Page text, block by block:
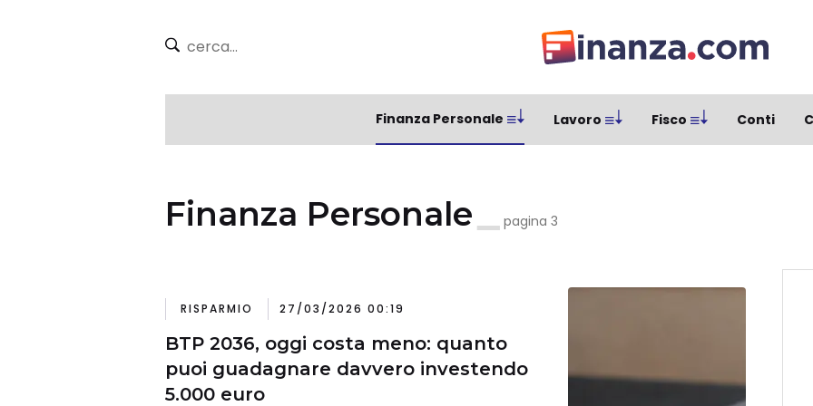
Finanza Personale Lavoro Fisco Conti
Finanza Personale pagina 3
RISPARMIO 27/03/2026 00:19
BTP 2036, oggi costa meno: quanto
puoi guadagnare davvero investendo
5.000 euro